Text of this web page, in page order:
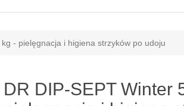
- pielęgnacja i higiena strzyków po udoju
DR DIP-SEPT Winter